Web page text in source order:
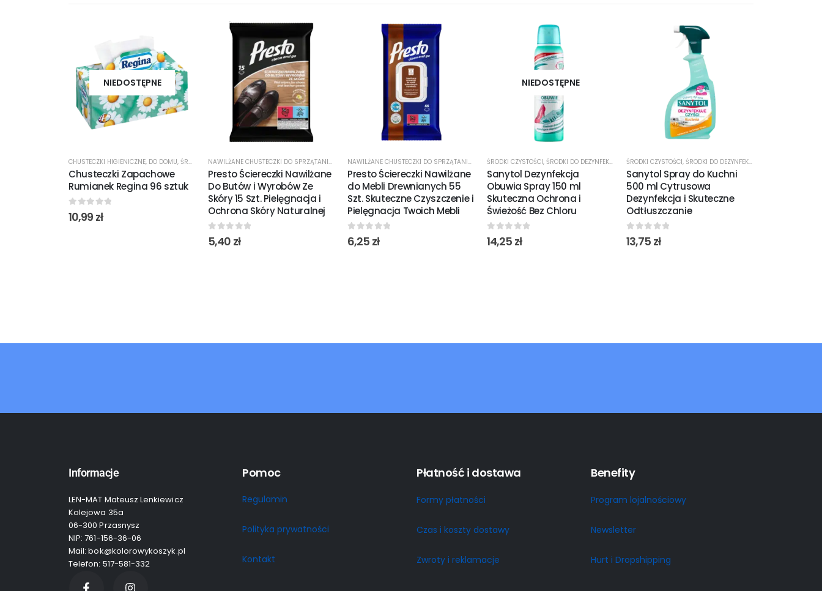
NIEDOSTĘPNE
CHUSTECZKI HIGIENICZNE, DO DOMU, ŚRODKI CZYSTOŚCI
Chusteczki Zapachowe
Rumianek Regina 96 sztuk
0out of 5
10,99 zł
NAWILŻANE CHUSTECZKI DO SPRZĄTANIA ŚRODKI CZYSTOŚCI
Presto Ściereczki Nawilżane
Do Butów i Wyrobów Ze
Skóry 15 Szt. Pielęgnacja i
Ochrona Skóry Naturalnej
0out of 5
5,40 zł
NAWILŻANE CHUSTECZKI DO SPRZĄTANIA ŚRODKI CZYSTOŚCI
Presto Ściereczki Nawilżane
do Mebli Drewnianych 55
Szt. Skuteczne Czyszczenie i
Pielęgnacja Twoich Mebli
0out of 5
6,25 zł
NIEDOSTĘPNE
ŚRODKI CZYSTOŚCI, ŚRODKI DO DEZYNFEKCJI
Sanytol Dezynfekcja
Obuwia Spray 150 ml
Skuteczna Ochrona i
Świeżość Bez Chloru
0 out of 5
14,25 zł
ŚRODKI CZYSTOŚCI, ŚRODKI DO DEZYNFEKCJI
Sanytol Spray do Kuchni
500 ml Cytrusowa
Dezynfekcja i Skuteczne
Odtłuszczanie
0out of 5
13,75 zł
Informacje
LEN-MAT Mateusz Lenkiewicz
Kolejowa 35a
06-300 Przasnysz
NIP: 761-156-36-06
Mail: bok@kolorowykoszyk.pl
Telefon: 517-581-332
Pomoc
Regulamin
Polityka prywatności
Kontakt
Płatność i dostawa
Formy płatności
Czas i koszty dostawy
Zwroty i reklamacje
Benefity
Program lojalnościowy
Newsletter
Hurt i Dropshipping